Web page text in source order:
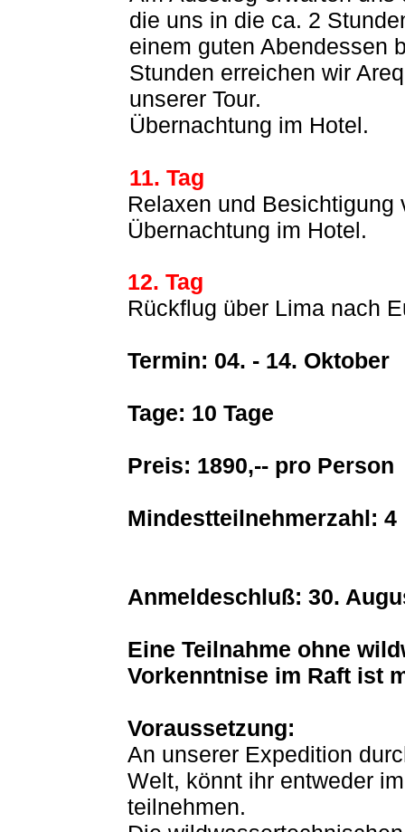
die uns in die ca. 2
einem guten Abendessen
Stunden erreichen wir
unserer Tour.
Übernachtung im Hotel.
11. Tag
Relaxen und Besichtigung
Übernachtung im Hotel.
12. Tag
Rückflug über Lima nach
Termin: 04. - 14. Oktober
Tage: 10 Tage
Preis: 1890,-- pro Person
Mindestteilnehmerzahl: 4
Anmeldeschluß: 30.
Eine Teilnahme ohne
Vorkenntnise im Raft ist
Voraussetzung:
An unserer Expedition
Welt, könnt ihr entweder
teilnehmen.